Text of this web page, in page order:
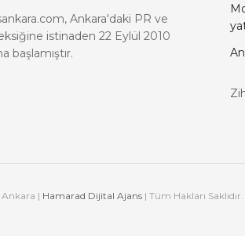
Ankara'daki PR ve
istinaden 22 Eylül 2010
başlamıştır.
| Hamarad Dijital Ajans | Tüm Hakları Saklıdır.